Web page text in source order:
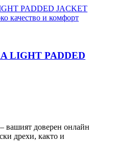
LIGHT PADDED
доверен онлайн
дрехи, както и